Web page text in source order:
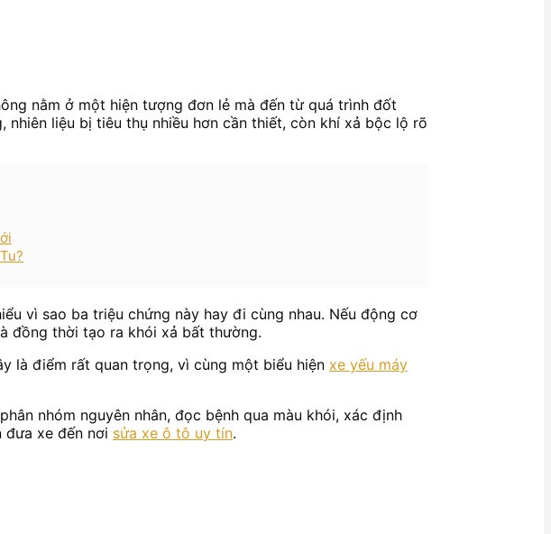
nằm ở một hiện tượng đơn lẻ mà đến từ quá trình đốt
liệu bị tiêu thụ nhiều hơn cần thiết, còn khí xả bộc lộ rõ
vì sao ba triệu chứng này hay đi cùng nhau. Nếu động cơ
đồng thời tạo ra khói xả bất thường.
là điểm rất quan trọng, vì cùng một biểu hiện xe yếu máy
nhóm nguyên nhân, đọc bệnh qua màu khói, xác định
xe đến nơi sửa xe ô tô uy tín.